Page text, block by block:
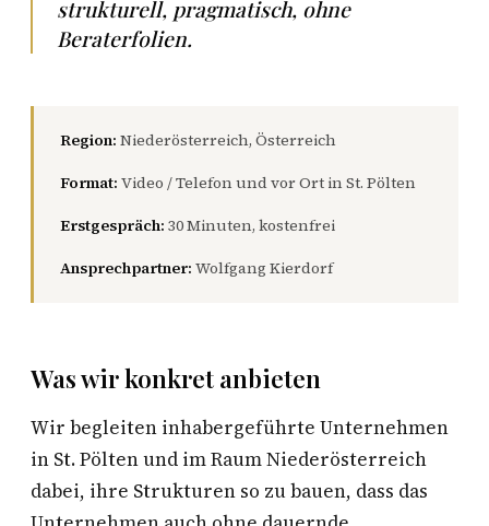
strukturell, pragmatisch, ohne
Beraterfolien.
Region: Niederösterreich, Österreich
Format: Video / Telefon und vor Ort in St. Pölten
Erstgespräch: 30 Minuten, kostenfrei
Ansprechpartner: Wolfgang Kierdorf
Was wir konkret anbieten
Wir begleiten inhabergeführte Unternehmen
in St. Pölten und im Raum Niederösterreich
dabei, ihre Strukturen so zu bauen, dass das